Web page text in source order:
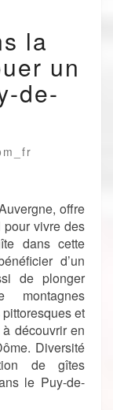
la
un
de-
offre
vivre des
dans cette
d’un
de plonger
et
découvrir en
Diversité
de gîtes
le Puy-de-